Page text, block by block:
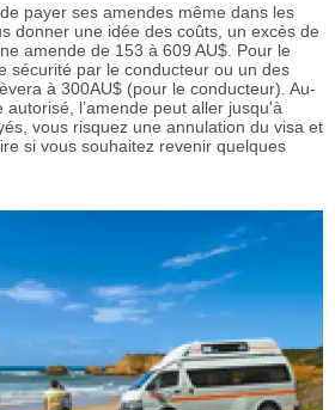
payer ses amendes même dans les
donner une idée des coûts, un excès de
amende de 153 à 609 AU$. Pour le
sécurité par le conducteur ou un des
à 300AU$ (pour le conducteur). Au-
autorisé, l’amende peut aller jusqu'à
vous risquez une annulation du visa et
si vous souhaitez revenir quelques